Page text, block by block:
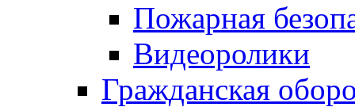
Пожарная
Видеоролики
Гражданская